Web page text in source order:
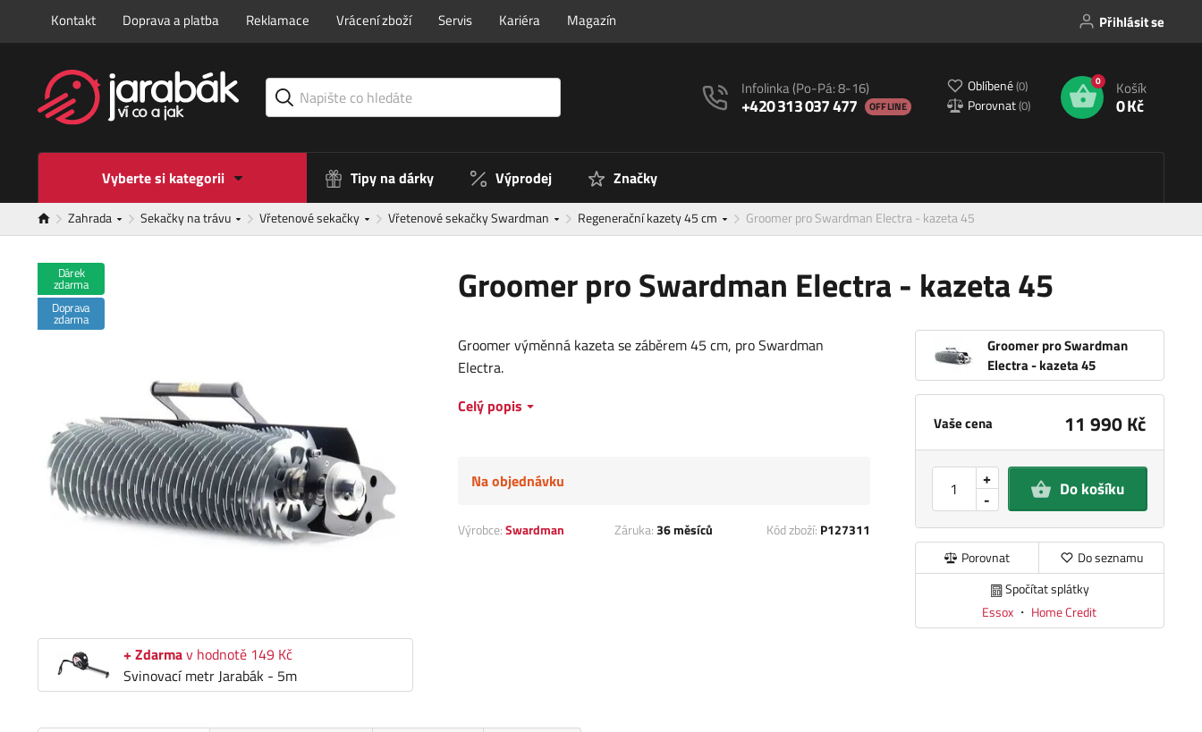
Kontakt Doprava a platba Reklamace Vrácení zboží Servis Kariéra Magazín Přihlásit se
Infolinka(Po-Pá: 8-16)
+420 313 037 477 OFFLINE
Oblíbené(0)
Porovnat(0)
0 Košík
0 Kč
Vyberte si kategorii Tipy na dárky Výprodej Značky
Zahrada Sekačky na trávu Vřetenové sekačky Vřetenové sekačky Swardman Regenerační kazety 45 cm Groomer pro Swardman Electra - kazeta 45
Groomer pro Swardman Electra - kazeta 45
Dárek
zdarma
Doprava
zdarma
+ Zdarmav hodnotě 149 Kč
Svinovací metr Jarabák - 5m
Groomer pro Swardman
Electra - kazeta 45
Vaše cena 11 990 Kč
-
+ Do košíku
Porovnat
Do seznamu
Spočítat splátky
Essox ・ Home Credit
Groomer výměnná kazeta se záběrem 45 cm, pro Swardman
Electra.
Celý popis
Na objednávku
Výrobce:Swardman Záruka:36 měsíců Kód zboží: P127311